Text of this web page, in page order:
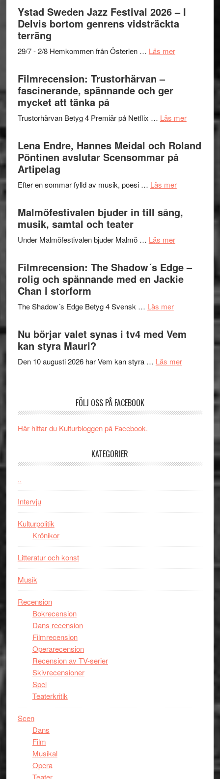
Mulder
och
Dana
Det
grönaste
gräset
en
hjärtevarm
Ystad Sweden Jazz Festival 2026 – I
Delvis bortom genrens vidsträckta
terräng
29/7 - 2/8 Hemkommen från Österlen … Läs merom
–
Delvis
bortom
terräng
Filmrecension: Trustorhärvan –
fascinerande, spännande och ger
mycket att tänka på
Trustorhärvan Betyg 4 Premiär på Netflix … Läs merom
–
Lena Endre, Hannes Meidal och Roland
Pöntinen avslutar Scensommar på
Artipelag
Efter en sommar fylld av musik, poesi … Läs merom
Hannes
Pöntinen
avslutar
Scensommar
Malmöfestivalen bjuder in till sång,
musik, samtal och teater
Under Malmöfestivalen bjuder Malmö … Läs merom
in
till
och
Filmrecension: The Shadow´s Edge –
rolig och spännande med en Jackie
Chan i storform
The Shadow´s Edge Betyg 4 Svensk … Läs merom
Filmrecension:
Shadow
Edge
spännande
Nu börjar valet synas i tv4 med Vem
kan styra Mauri?
Den 10 augusti 2026 har Vem kan styra … Läs merom
kan
FÖLJ OSS PÅ FACEBOOK
Här hittar du Kulturbloggen på Facebook.
KATEGORIER
..
Intervju
Kulturpolitik
Krönikor
Litteratur och konst
Musik
Recension
Bokrecension
Dans recension
Filmrecension
Operarecension
Recension av TV-serier
Skivrecensioner
Spel
Teaterkritik
Scen
Dans
Film
Musikal
Opera
Teater